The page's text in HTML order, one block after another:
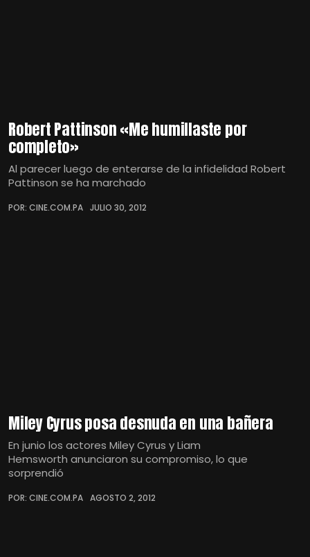
Robert Pattinson «Me humillaste por
completo»
Al parecer luego de enterarse de la infidelidad Robert
Pattinson se ha marchado
POR: CINE.COM.PA JULIO 30, 2012
Miley Cyrus posa desnuda en una bañera
En junio los actores Miley Cyrus y Liam
Hemsworth anunciaron su compromiso, lo que
sorprendió
POR: CINE.COM.PA AGOSTO 2, 2012